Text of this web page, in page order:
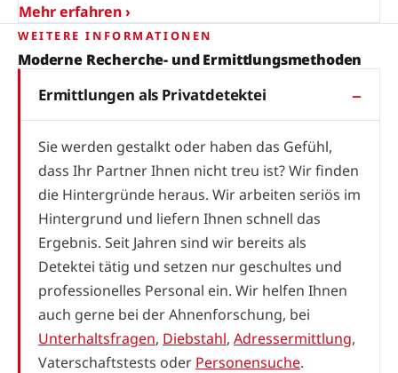
Mehr erfahren ›
WEITERE INFORMATIONEN
Moderne Recherche- und Ermittlungsmethoden
Ermittlungen als Privatdetektei
Sie werden gestalkt oder haben das Gefühl,
dass Ihr Partner Ihnen nicht treu ist? Wir finden
die Hintergründe heraus. Wir arbeiten seriös im
Hintergrund und liefern Ihnen schnell das
Ergebnis. Seit Jahren sind wir bereits als
Detektei tätig und setzen nur geschultes und
professionelles Personal ein. Wir helfen Ihnen
auch gerne bei der Ahnenforschung, bei
Unterhaltsfragen, Diebstahl, Adressermittlung,
Vaterschaftstests oder Personensuche.